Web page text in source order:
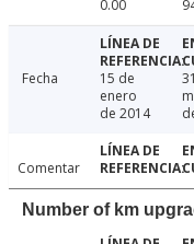
0.00
Fecha
15 de
enero
de 2014
Comentar
Number of km